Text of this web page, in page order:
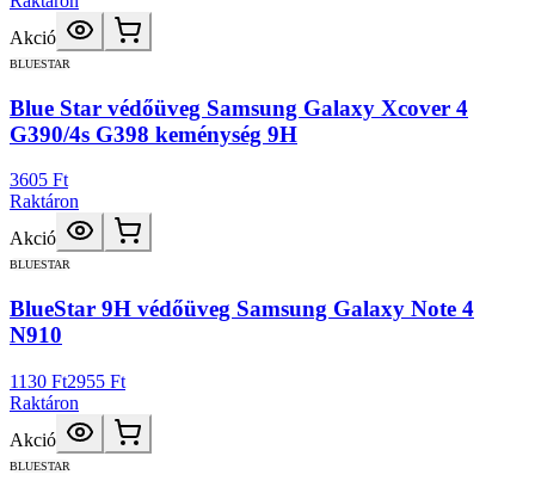
Akció
BLUESTAR
Blue Star védőüveg Samsung Galaxy Xcover 4
G390/4s G398 keménység 9H
3605 Ft
Raktáron
Akció
BLUESTAR
BlueStar 9H védőüveg Samsung Galaxy Note 4
N910
1130 Ft2955 Ft
Raktáron
Akció
BLUESTAR